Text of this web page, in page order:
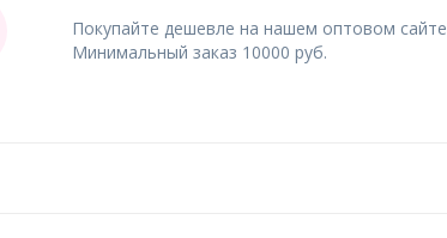
Покупайте дешевле на нашем оптовом сайте
Минимальный заказ 10000 руб.